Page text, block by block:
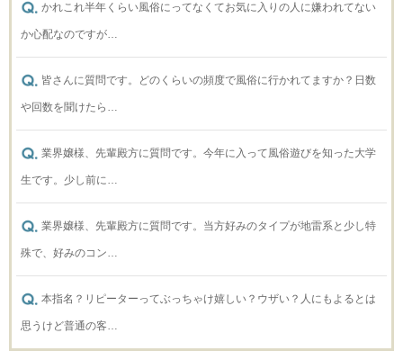
かれこれ半年くらい風俗にってなくてお気に入りの人に嫌われてない
か心配なのですが…
皆さんに質問です。どのくらいの頻度で風俗に行かれてますか？日数
や回数を聞けたら…
業界嬢様、先輩殿方に質問です。今年に入って風俗遊びを知った大学
生です。少し前に…
業界嬢様、先輩殿方に質問です。当方好みのタイプが地雷系と少し特
殊で、好みのコン…
本指名？リピーターってぶっちゃけ嬉しい？ウザい？人にもよるとは
思うけど普通の客…